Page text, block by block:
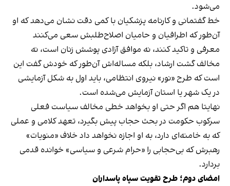
می‌شود.
خط گفتمانی و کارنامه پزشکیان با کمی دقت نشان می‌دهد که او
آن‌طور که اطرافیان و حامیان اصلاح‌طلبش سعی می‌کنند
معرفی و تاکید کنند، نه موافق آزادی پوشش زنان است، نه
مخالف گشت ارشاد، بلکه مساله‌اش آن‌طور که خودش گفت این
است که طرح «نور» نیروی انتظامی، باید اول به شکل آزمایشی
در یک شهر یا استان آزمایش می‌شده است.
نهایتا هم اگر حتی او بخواهد خطی مخالف سیاست فعلی
سرکوب حکومت در بحث حجاب پیش بگیرد، تعهد کلامی و عملی
که به خامنه‌ای دارد، به او اجازه نخواهد داد خلاف «منویات»
رهبرش که بی‌حجابی را «حرام شرعی و سیاسی» خوانده قدمی
بردارد.
امضای دوم؛ طرح تقویت سپاه پاسداران